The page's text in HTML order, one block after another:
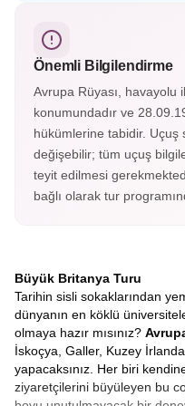
fotoğraflanan saatine ev
mimarisiyle keşfedilmesi
Önemli Bilgilendirme
Avrupa Rüyası, havayolu
konumundadır ve
hükümlerine tabidir.
değişebilir; tüm uçuş
teyit edilmesi
bağlı olarak tur
Büyük Britanya Turu
Tarihin sisli sokaklarından
dünyanın en köklü
olmaya hazır mısınız?
İskoçya, Galler, Kuzey
yapacaksınız. Her biri
ziyaretçilerini büyüleyen bu